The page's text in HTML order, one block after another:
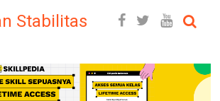
Stabilitas